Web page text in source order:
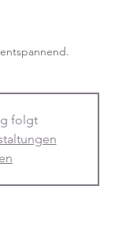
folgt